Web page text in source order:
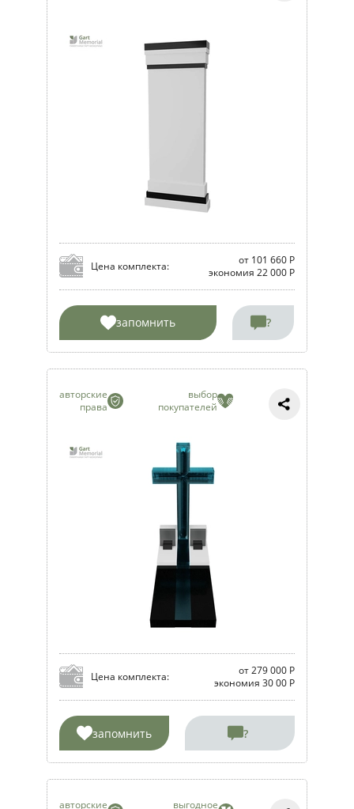
Цена комплекта:
от 101 660 Р
экономия 22 000 Р
запомнить ?
авторские
права
выбор
покупателей
Цена комплекта:
от 279 000 Р
экономия 30 00 Р
запомнить ?
авторские выгодное